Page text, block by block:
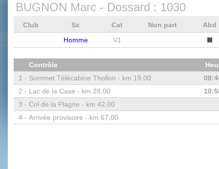
BUGNON Marc - Dossard : 1030
Club Sx Cat Non part
Abd
Homme
V1
Contrôle
1 - Sommet Télécabine Thollon - km 19,00
2 - Lac de la Case - km 28,00
3 - Col de la Plagne - km 42,00
4 - Arrivée provisoire - km 67,00